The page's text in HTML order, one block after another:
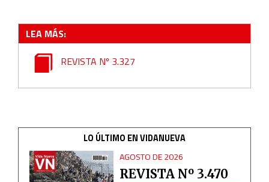
LEA MÁS:
REVISTA Nº 3.327
LO ÚLTIMO EN VIDANUEVA
AGOSTO DE 2026
REVISTA Nº 3.470
Essential
Analytical